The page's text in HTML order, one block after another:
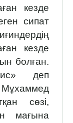
кезде
сипат
кезде
болған.
деп
сөзі,
мағына